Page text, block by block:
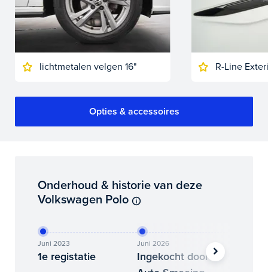
lichtmetalen velgen 16" R-Line
Opties & accessoires
Onderhoud & historie van deze
Volkswagen Polo
Juni 2023
1e registatie
Juni 2026
Ingekocht door